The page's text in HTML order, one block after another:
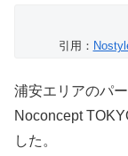
引用：
浦安エリアのパ
Noconcept
した。